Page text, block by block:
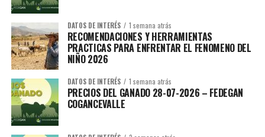
DATOS DE INTERÉS 1 semana atrás
RECOMENDACIONES Y HERRAMIENTAS
PRACTICAS PARA ENFRENTAR EL FENOMENO DEL
NIÑO 2026
DATOS DE INTERÉS 1 semana atrás
PRECIOS DEL GANADO 28-07-2026 – FEDEGAN
COGANCEVALLE